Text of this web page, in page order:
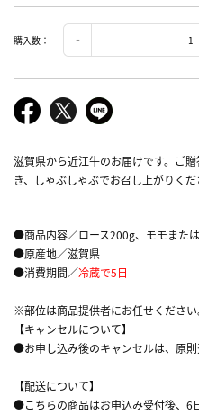
購入数：
滋賀県から近江牛のお届けです。ご
き、しゃぶしゃぶでお召し上がりく
●商品内容／ロース200g、モモまた
●原産地／滋賀県
●消費期間／冷蔵で5日
※部位は商品提供者にお任せくださ
【キャンセルについて】
●お申し込み後のキャンセルは、原則
【配送について】
●こちらの商品はお申込み受付後、6